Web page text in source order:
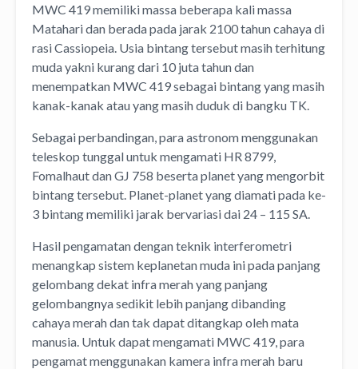
MWC 419 memiliki massa beberapa kali massa
Matahari dan berada pada jarak 2100 tahun cahaya di
rasi Cassiopeia. Usia bintang tersebut masih terhitung
muda yakni kurang dari 10 juta tahun dan
menempatkan MWC 419 sebagai bintang yang masih
kanak-kanak atau yang masih duduk di bangku TK.
Sebagai perbandingan, para astronom menggunakan
teleskop tunggal untuk mengamati HR 8799,
Fomalhaut dan GJ 758 beserta planet yang mengorbit
bintang tersebut. Planet-planet yang diamati pada ke-
3 bintang memiliki jarak bervariasi dai 24 – 115 SA.
Hasil pengamatan dengan teknik interferometri
menangkap sistem keplanetan muda ini pada panjang
gelombang dekat infra merah yang panjang
gelombangnya sedikit lebih panjang dibanding
cahaya merah dan tak dapat ditangkap oleh mata
manusia. Untuk dapat mengamati MWC 419, para
pengamat menggunakan kamera infra merah baru